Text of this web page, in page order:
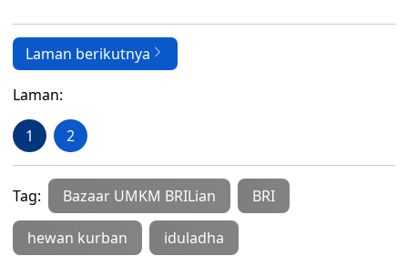
Laman berikutnya
Laman:
1 2
Tag: Bazaar UMKM BRILian BRI
hewan kurban iduladha